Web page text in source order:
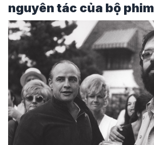
nguyên tác của bộ phim